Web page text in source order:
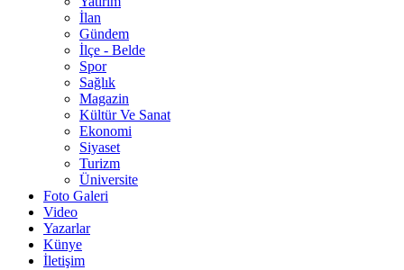
İlan
Gündem
İlçe - Belde
Spor
Sağlık
Magazin
Kültür Ve Sanat
Ekonomi
Siyaset
Turizm
Üniversite
Foto Galeri
Video
Yazarlar
Künye
İletişim